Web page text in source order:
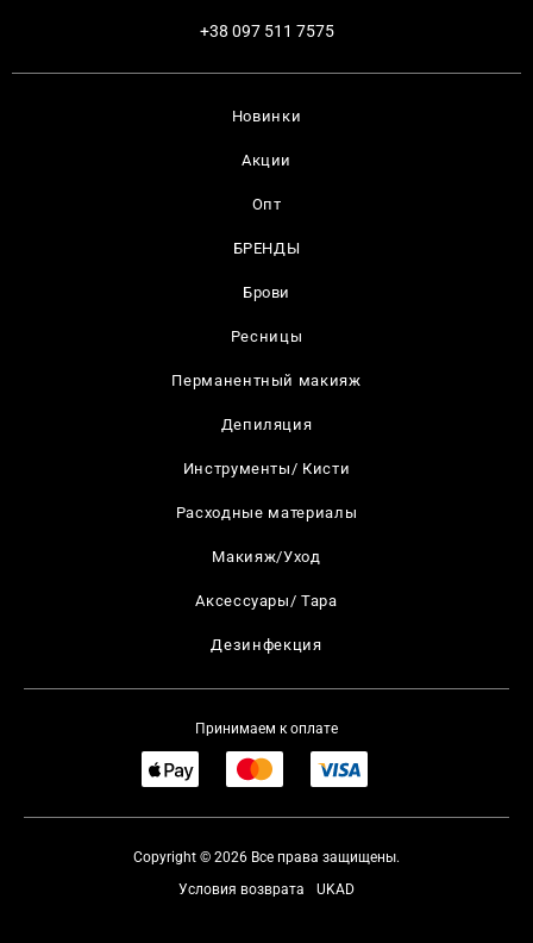
Новинки
Акции
Опт
БРЕНДЫ
Брови
Ресницы
Перманентный макияж
Депиляция
Инструменты/ Кисти
Расходные материалы
Макияж/Уход
Аксессуары/ Тара
Дезинфекция
+38 097 511 7575
Принимаем к оплате
Copyright © 2026 Все права защищены.
UKAD
Условия возврата